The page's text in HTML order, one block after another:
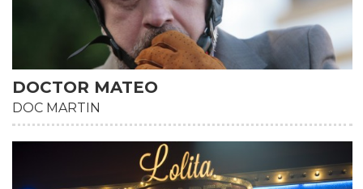
DOCTOR MATEO
DOC MARTIN